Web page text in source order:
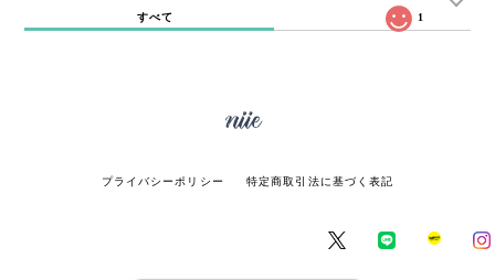
すべて 1
プライバシーポリシー 特定商取引法に基づく表記